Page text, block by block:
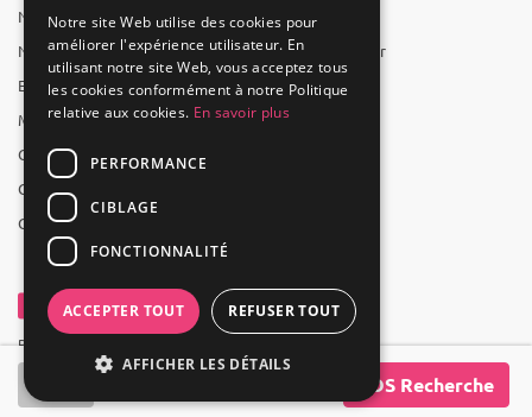
SOS Recherche
Nous recrutons
Nos partenaires
Espace presse
Mentions légales
CGV
CGU
Contact
1001 Artistes
Reserverunbar
MP2
Powered by Groupe 1001Salles
Notre site Web utilise des cookies pour
améliorer l'expérience utilisateur. En
utilisant notre site Web, vous acceptez tous
les cookies conformément à notre Politique
relative aux cookies. En savoir plus
PERFORMANCE
CIBLAGE
FONCTIONNALITÉ
ACCEPTER TOUT REFUSER TOUT
AFFICHER LES DÉTAILS